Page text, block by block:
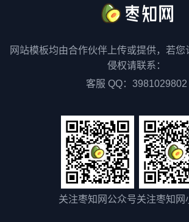
网站模板均由合作伙伴上传或提供，若
侵权请联系：
客服 QQ：3981029802
关注枣知网公众号关注枣知网